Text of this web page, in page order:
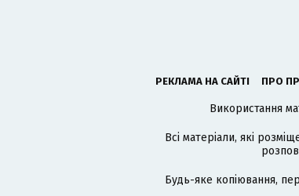
РЕКЛАМА НА САЙТІ ПРО
Використання
Всі матеріали, які
Будь-яке копіювання,